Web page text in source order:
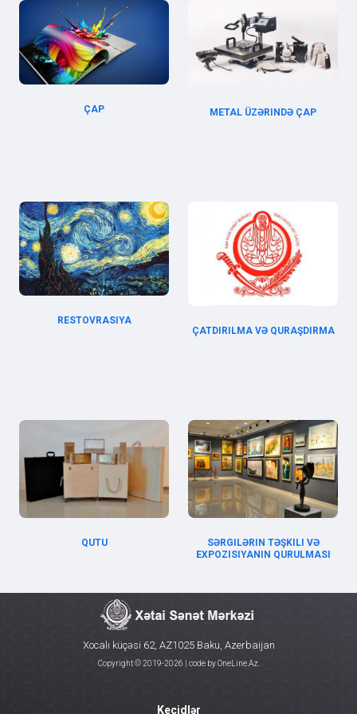
ÇAP METAL ÜZƏRINDƏ ÇAP
RESTOVRASIYA
ÇATDIRILMA VƏ QURAŞDIRMA
QUTU
SƏRGILƏRIN TƏŞKILI VƏ
EXPOZISIYANIN QURULMASI
Xocalı küçəsi 62, AZ1025 Baku, Azerbaijan
Copyright © 2019-2026 | code byOneLine.Az
Keçidlər